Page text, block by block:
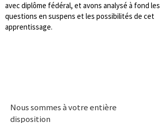
avec diplôme fédéral, et avons analysé à fond les
questions en suspens et les possibilités de cet
apprentissage.
Nous sommes à votre entière
disposition